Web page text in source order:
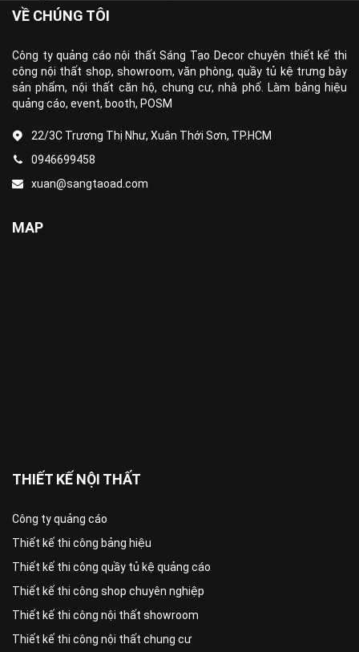
VỀ CHÚNG TÔI
Công ty quảng cáo nội thất Sáng Tạo Decor chuyên thiết kế thi
công nội thất shop, showroom, văn phòng, quầy tủ kệ trưng bày
sản phẩm, nội thất căn hộ, chung cư, nhà phố. Làm bảng hiệu
quảng cáo, event, booth, POSM
22/3C Trương Thị Như, Xuân Thới Sơn, TP.HCM
0946699458
xuan@sangtaoad.com
MAP
THIẾT KẾ NỘI THẤT
Công ty quảng cáo
Thiết kế thi công bảng hiệu
Thiết kế thi công quầy tủ kệ quảng cáo
Thiết kế thi công shop chuyên nghiệp
Thiết kế thi công nội thất showroom
Thiết kế thi công nội thất chung cư